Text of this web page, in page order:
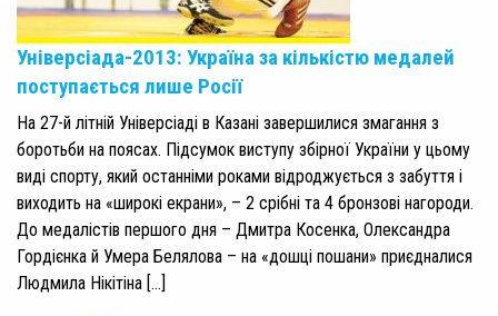
Універсіада-2013: Україна за кількістю медалей
поступається лише Росії
На 27-й літній Універсіаді в Казані завершилися змагання з
боротьби на поясах. Підсумок виступу збірної України у цьому
виді спорту, який останніми роками відроджується з забуття і
виходить на «широкі екрани», – 2 срібні та 4 бронзові нагороди.
До медалістів першого дня – Дмитра Косенка, Олександра
Гордієнка й Умера Белялова – на «дошці пошани» приєдналися
Людмила Нікітіна […]